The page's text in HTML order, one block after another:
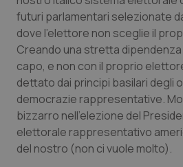
Sangue & coagulazione
Tiroide
Tumore al seno
Tumore ovarico
futuri parlamentari selezionate
dove l’elettore non sceglie il
Creando una stretta dipendenza
capo, e non con il proprio
dettato dai principi basilari degli
democrazie rappresentative.
bizzarro nell’elezione del
elettorale rappresentativo
del nostro (non ci vuole molto).